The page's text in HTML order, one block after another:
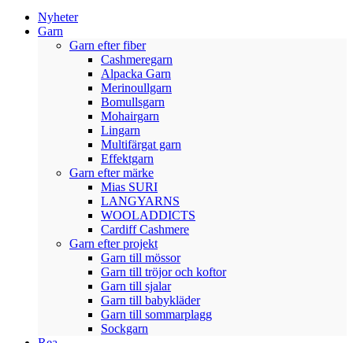
Nyheter
Garn
Garn efter fiber
Cashmeregarn
Alpacka Garn
Merinoullgarn
Bomullsgarn
Mohairgarn
Lingarn
Multifärgat garn
Effektgarn
Garn efter märke
Mias SURI
LANGYARNS
WOOLADDICTS
Cardiff Cashmere
Garn efter projekt
Garn till mössor
Garn till tröjor och koftor
Garn till sjalar
Garn till babykläder
Garn till sommarplagg
Sockgarn